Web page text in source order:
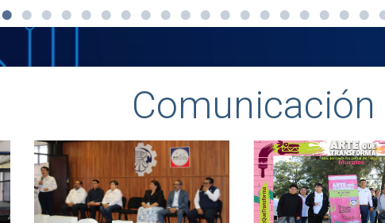
Comunicación